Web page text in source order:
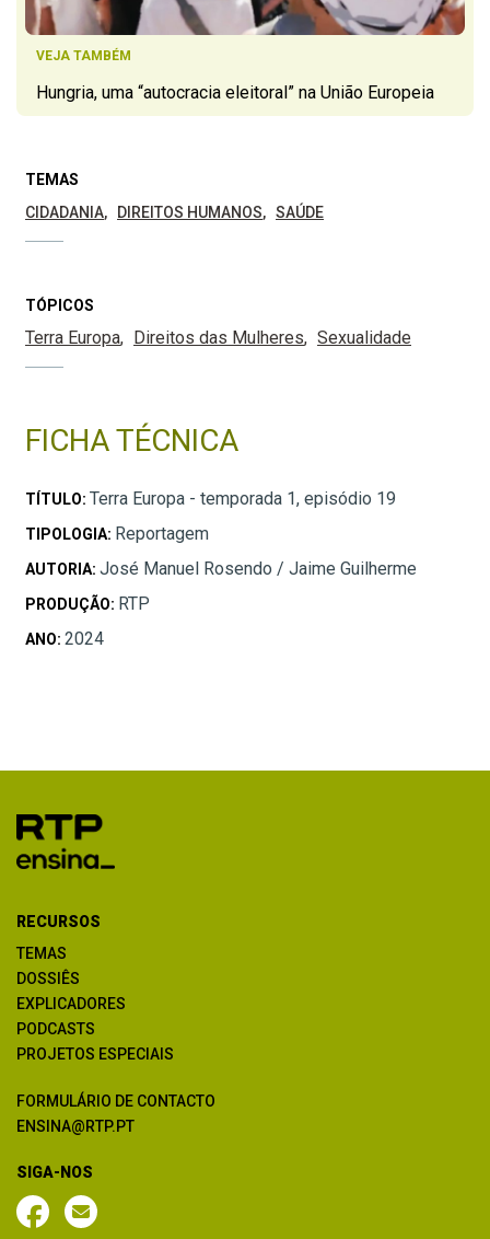
VEJA TAMBÉM
Hungria, uma “autocracia eleitoral” na União Europeia
TEMAS
CIDADANIA
DIREITOS HUMANOS SAÚDE
TÓPICOS
Terra Europa Direitos das Mulheres Sexualidade
FICHA TÉCNICA
TÍTULO: Terra Europa - temporada 1, episódio 19
TIPOLOGIA: Reportagem
AUTORIA: José Manuel Rosendo / Jaime Guilherme
PRODUÇÃO: RTP
ANO: 2024
RECURSOS
TEMAS
DOSSIÊS
EXPLICADORES
PODCASTS
PROJETOS ESPECIAIS
FORMULÁRIO DE CONTACTO
ENSINA@RTP.PT
SIGA-NOS